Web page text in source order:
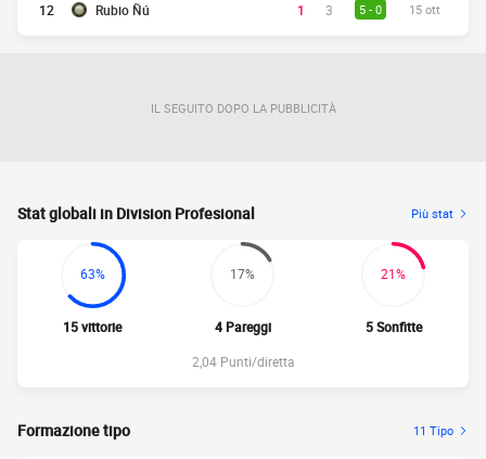
12 Rubio Ñú 1 3 5 - 0 15 ott
IL SEGUITO DOPO LA PUBBLICITÀ
Stat globali in Division Profesional Più stat
63%
15 vittorie
17%
4 Pareggi
21%
5 Sonfitte
2,04 Punti/diretta
Formazione tipo 11 Tipo